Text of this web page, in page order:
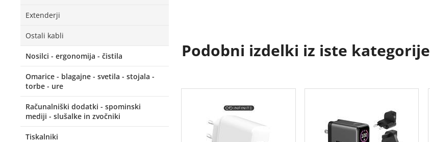
Extenderji
Ostali kabli
Nosilci - ergonomija - čistila
Omarice - blagajne - svetila - stojala -
torbe - ure
Računalniški dodatki - spominski
mediji - slušalke in zvočniki
Tiskalniki
Podobni izdelki iz iste kategorije